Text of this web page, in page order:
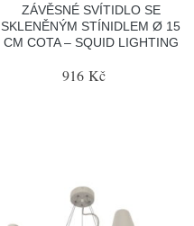
ZÁVĚSNÉ SVÍTIDLO SE
SKLENĚNÝM STÍNIDLEM Ø 15
CM COTA – SQUID LIGHTING
916 Kč